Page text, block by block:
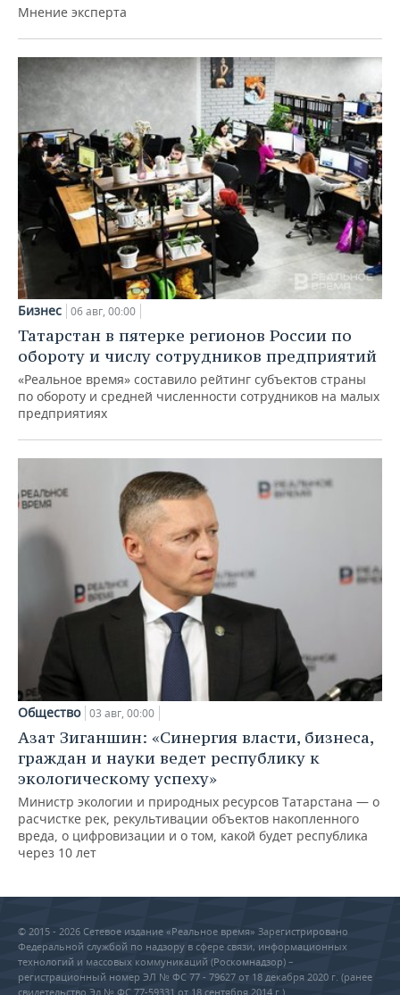
Мнение эксперта
Бизнес 06 авг, 00:00
Татарстан в пятерке регионов России по
обороту и числу сотрудников предприятий
«Реальное время» составило рейтинг субъектов страны
по обороту и средней численности сотрудников на малых
предприятиях
Общество 03 авг, 00:00
Азат Зиганшин: «Синергия власти, бизнеса,
граждан и науки ведет республику к
экологическому успеху»
Министр экологии и природных ресурсов Татарстана — о
расчистке рек, рекультивации объектов накопленного
вреда, о цифровизации и о том, какой будет республика
через 10 лет
© 2015 - 2026 Сетевое издание «Реальное время» Зарегистрировано
Федеральной службой по надзору в сфере связи, информационных
технологий и массовых коммуникаций (Роскомнадзор) –
регистрационный номер ЭЛ № ФС 77 - 79627 от 18 декабря 2020 г. (ранее
свидетельство Эл № ФС 77-59331 от 18 сентября 2014 г.)